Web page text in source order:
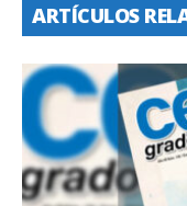
ARTÍCULOS